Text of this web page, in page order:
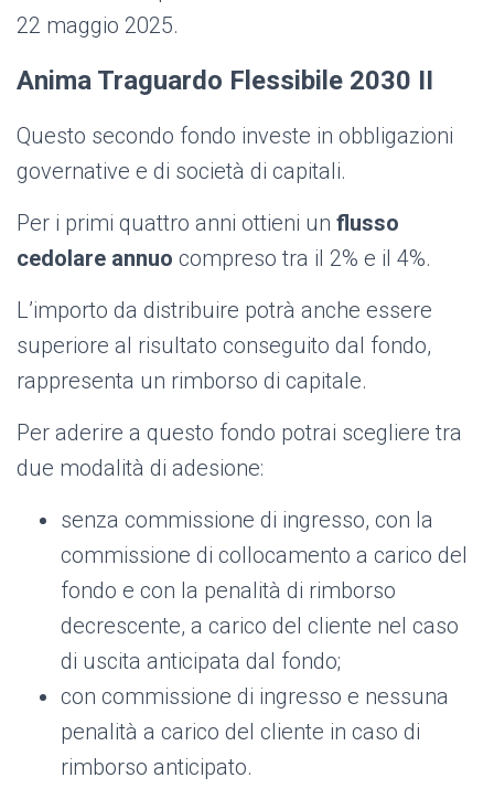
22 maggio 2025.
Anima Traguardo Flessibile 2030 II
Questo secondo fondo investe in obbligazioni
governative e di società di capitali.
Per i primi quattro anni ottieni un flusso
cedolare annuo compreso tra il 2% e il 4%.
L’importo da distribuire potrà anche essere
superiore al risultato conseguito dal fondo,
rappresenta un rimborso di capitale.
Per aderire a questo fondo potrai scegliere tra
due modalità di adesione:
senza commissione di ingresso, con la
commissione di collocamento a carico del
fondo e con la penalità di rimborso
decrescente, a carico del cliente nel caso
di uscita anticipata dal fondo;
con commissione di ingresso e nessuna
penalità a carico del cliente in caso di
rimborso anticipato.